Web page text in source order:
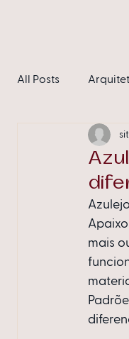
All Posts
Condomínios
mais